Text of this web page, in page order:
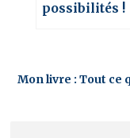
possibilités !
Mon livre : Tout ce